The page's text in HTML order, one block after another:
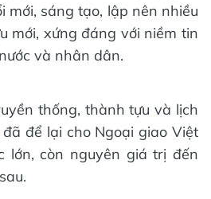
mới, sáng tạo, lập nên nhiều
mới, xứng đáng với niềm tin
và nhân dân.
thống, thành tựu và lịch
để lại cho Ngoại giao Việt
lớn, còn nguyên giá trị đến